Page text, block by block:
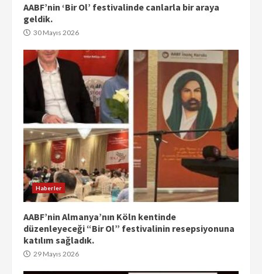
AABF’nin ‘Bir Ol’ festivalinde canlarla bir araya
geldik.
30 Mayıs 2026
Haberler
AABF’nin Almanya’nın Köln kentinde
düzenleyeceği “Bir Ol” festivalinin resepsiyonuna
katılım sağladık.
29 Mayıs 2026